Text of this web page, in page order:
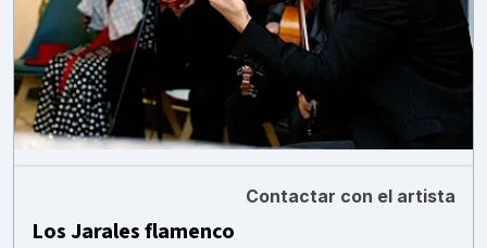
Contactar con el artista
Los Jarales flamenco